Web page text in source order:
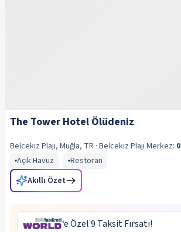
The Tower Hotel Ölüdeniz
Belcekız Plajı, Muğla, TR · Belcekız Plajı Merkez:
Açık Havuz
Restoran
Akıllı Özet
‘e Özel 9 Taksit Fırsatı!